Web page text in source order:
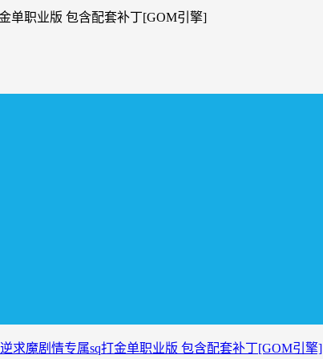
单职业版 包含配套补丁[GOM引擎]
求魔剧情专属sq打金单职业版 包含配套补丁[GOM引擎]